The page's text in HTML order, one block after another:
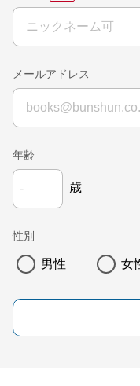
メールアドレス
年齢
歳
性別
男性 女